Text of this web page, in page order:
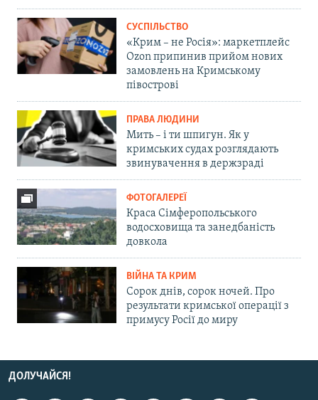
СУСПІЛЬСТВО
«Крим – не Росія»: маркетплейс
Ozon припинив прийом нових
замовлень на Кримському
півострові
ПРАВА ЛЮДИНИ
Мить – і ти шпигун. Як у
кримських судах розглядають
звинувачення в держзраді
ФОТОГАЛЕРЕЇ
Краса Сімферопольського
водосховища та занедбаність
довкола
ВІЙНА ТА КРИМ
Сорок днів, сорок ночей. Про
результати кримської операції з
примусу Росії до миру
ДОЛУЧАЙСЯ!